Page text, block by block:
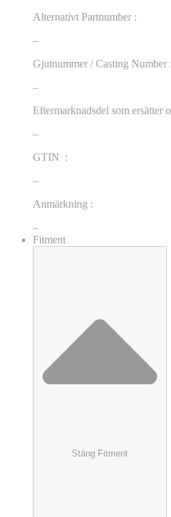
Alternativt Partnumber :
–
Gjutnummer / Casting Number :
–
Eftermarknadsdel som ersätter
–
GTIN :
–
Anmärkning :
–
Fitment
Stäng Fitment